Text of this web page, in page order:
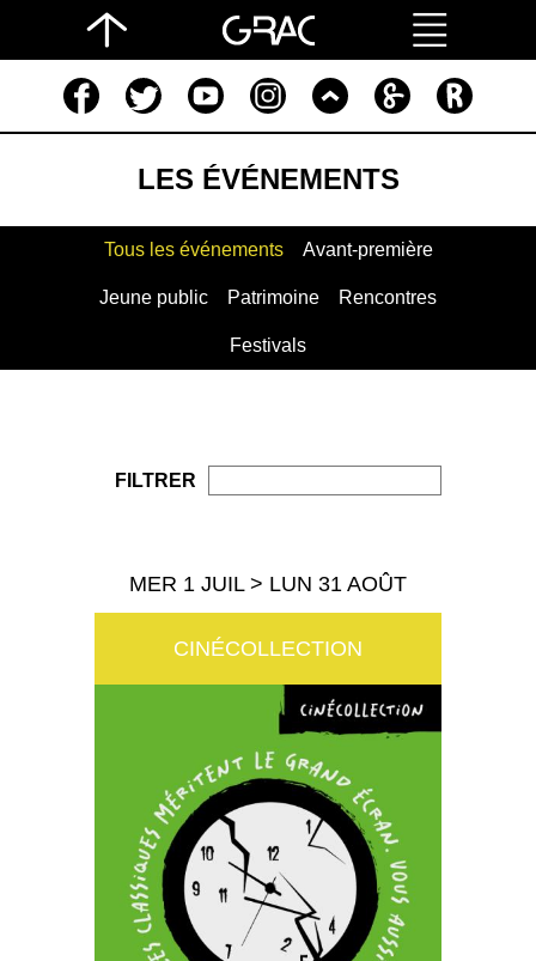
LES ÉVÉNEMENTS
Tous les événements Avant-première
Jeune public Patrimoine Rencontres
Festivals
FILTRER
MER 1 JUIL > LUN 31 AOÛT
CINÉCOLLECTION